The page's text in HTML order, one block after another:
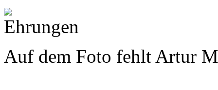
Auf dem Foto fehlt Artur